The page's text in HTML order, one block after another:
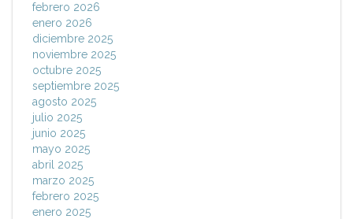
febrero 2026
enero 2026
diciembre 2025
noviembre 2025
octubre 2025
septiembre 2025
agosto 2025
julio 2025
junio 2025
mayo 2025
abril 2025
marzo 2025
febrero 2025
enero 2025